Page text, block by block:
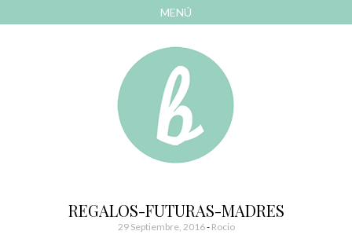
MENÚ
Bonitismos
REGALOS-FUTURAS-MADRES
29 Septiembre, 2016- Rocio